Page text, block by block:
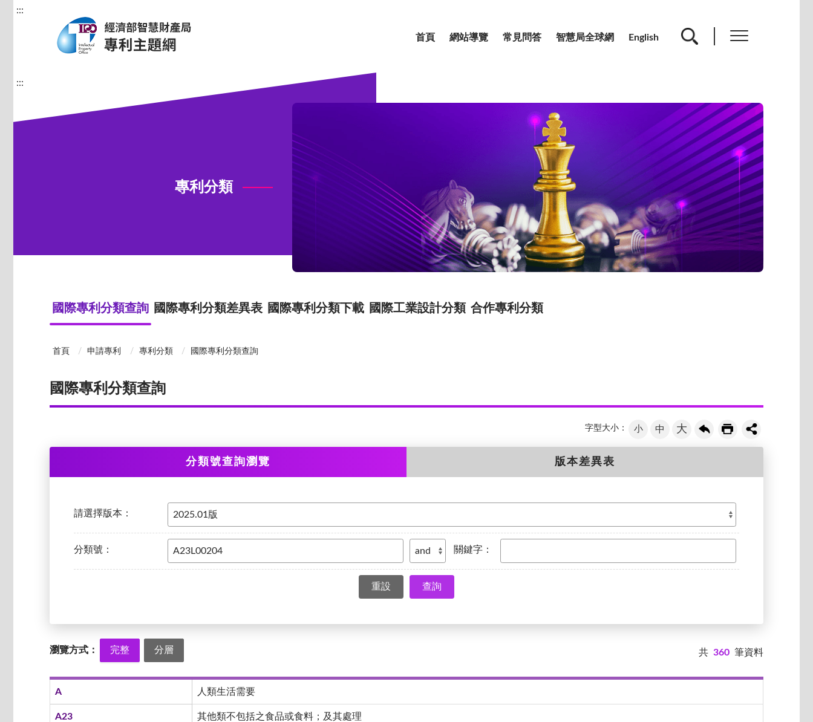
:::
首頁 網站導覽 常見問答 智慧局全球網 English
:::
專利分類
國際專利分類查詢 國際專利分類差異表 國際專利分類下載 國際工業設計分類 合作專利分類
首頁 申請專利 專利分類 國際專利分類查詢
國際專利分類查詢
字型大小： 小 中 大
分類號查詢瀏覽 版本差異表
請選擇版本：
分類號： 關鍵字：
查詢
瀏覽方式： 完整 分層 共 360 筆資料
A 人類生活需要
A23 其他類不包括之食品或食料；及其處理